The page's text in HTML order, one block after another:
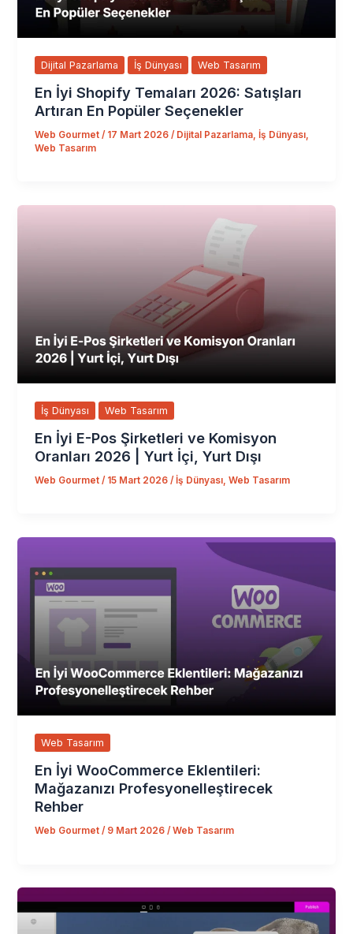
Dijital Pazarlama İş Dünyası Web Tasarım
En İyi Shopify Temaları 2026: Satışları
Artıran En Popüler Seçenekler
Web Gourmet/ 17 Mart 2026/ Dijital Pazarlama ,İş Dünyası
Web Tasarım
İş Dünyası Web Tasarım
En İyi E-Pos Şirketleri ve Komisyon
Oranları 2026 | Yurt İçi, Yurt Dışı
Web Gourmet/ 15 Mart 2026/İş Dünyası ,Web Tasarım
Web Tasarım
En İyi WooCommerce Eklentileri:
Mağazanızı Profesyonelleştirecek
Rehber
Web Gourmet/ 9 Mart 2026/Web Tasarım